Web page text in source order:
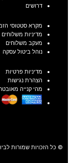
דרושים
מקרא סטטוסי
מדיניות משלוחים
מעקב משלוחים
נוהל ביטול עסקה
מדיניות פרטיות
הצהרת נגישות
מהי קנייה
© כל הזכויות שמורות